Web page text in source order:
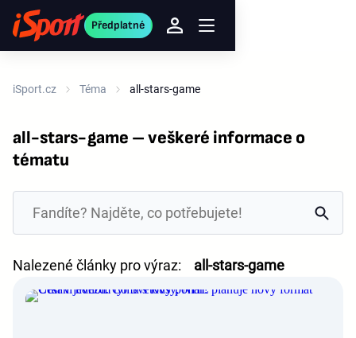
Předplatné
iSport.cz Téma all-stars-game
all-stars-game – veškeré informace o
tématu
Nalezené články pro výraz: all-stars-game